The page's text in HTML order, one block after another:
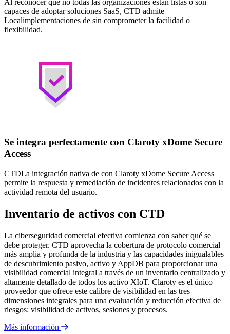
Al reconocer que no todas las organizaciones están listas o son
capaces de adoptar soluciones SaaS, CTD admite
Localimplementaciones de sin comprometer la facilidad o
flexibilidad.
Se integra perfectamente con Claroty xDome Secure
Access
CTDLa integración nativa de con Claroty xDome Secure Access
permite la respuesta y remediación de incidentes relacionados con la
actividad remota del usuario.
Inventario de activos con CTD
La ciberseguridad comercial efectiva comienza con saber qué se
debe proteger. CTD aprovecha la cobertura de protocolo comercial
más amplia y profunda de la industria y las capacidades inigualables
de descubrimiento pasivo, activo y AppDB para proporcionar una
visibilidad comercial integral a través de un inventario centralizado y
altamente detallado de todos los activo XIoT. Claroty es el único
proveedor que ofrece este calibre de visibilidad en las tres
dimensiones integrales para una evaluación y reducción efectiva de
riesgos: visibilidad de activos, sesiones y procesos.
Más información